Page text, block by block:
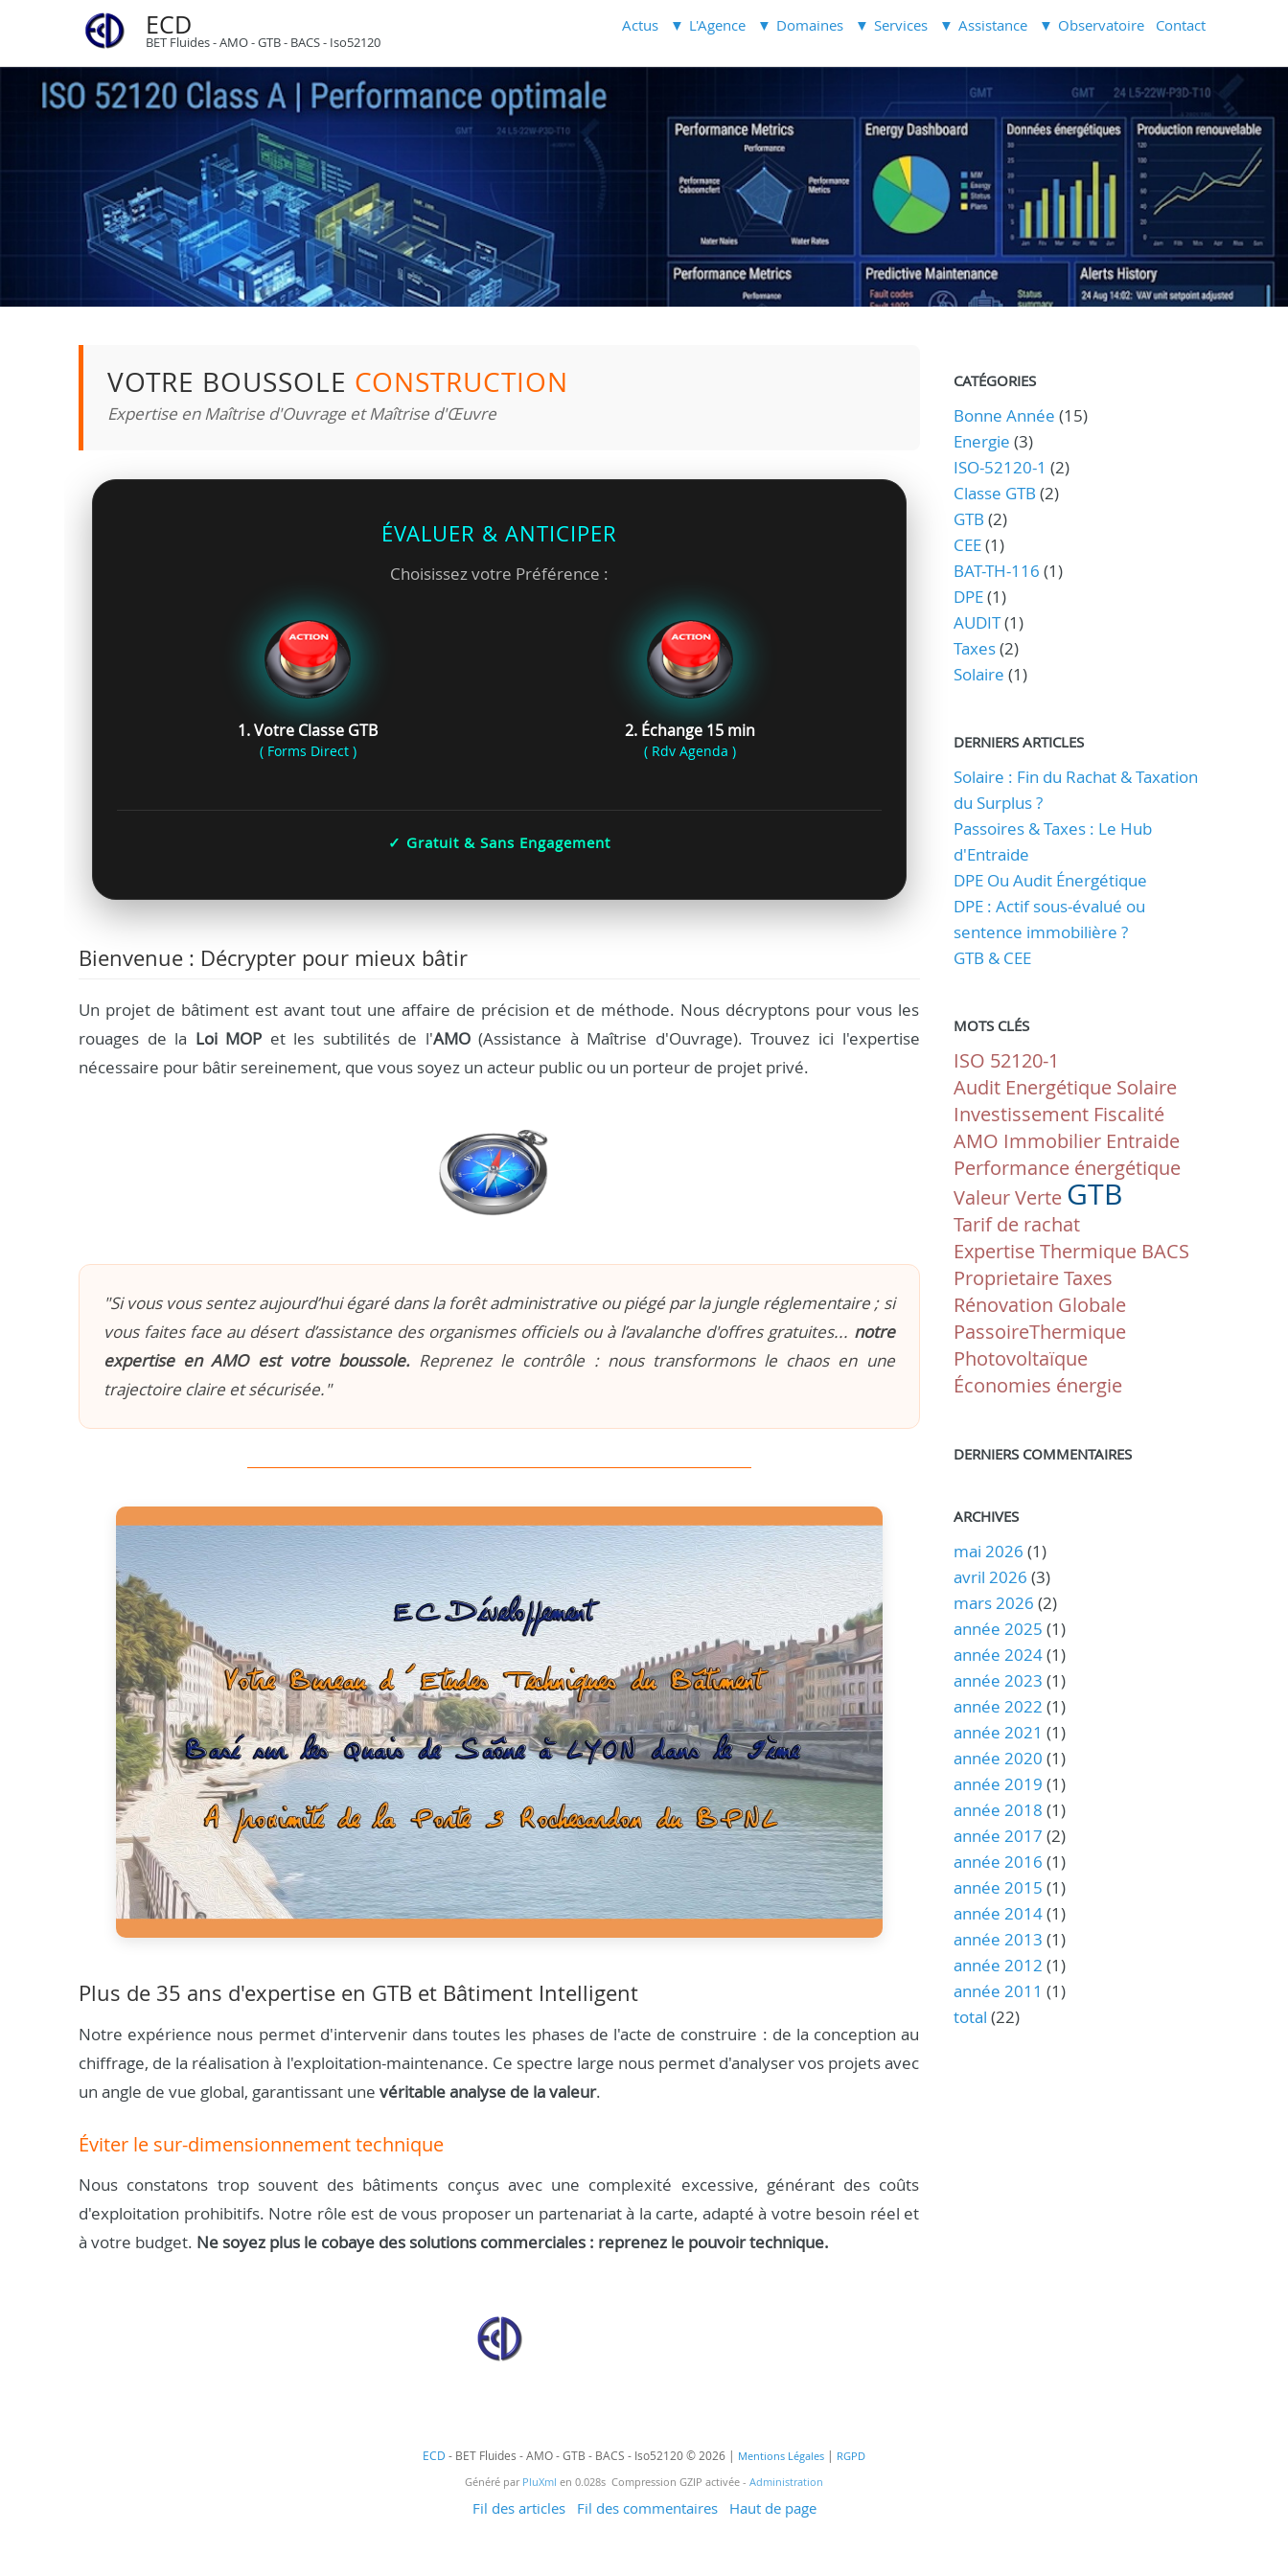
ECD
BET Fluides - AMO - GTB - BACS - Iso52120
Actus L'Agence Domaines Services Assistance Observatoire Contact
VOTRE BOUSSOLE CONSTRUCTION
Expertise en Maîtrise d'Ouvrage et Maîtrise d'Œuvre
ÉVALUER & ANTICIPER
Choisissez votre Préférence :
1. Votre Classe GTB
( Forms Direct )
2. Échange 15 min
( Rdv Agenda )
✓ Gratuit & Sans Engagement
Bienvenue : Décrypter pour mieux bâtir
Un projet de bâtiment est avant tout une affaire de précision et de méthode. Nous décryptons pour vous les
rouages de la Loi MOP et les subtilités de l'AMO(Assistance à Maîtrise d'Ouvrage). Trouvez ici l'expertise
nécessaire pour bâtir sereinement, que vous soyez un acteur public ou un porteur de projet privé.
"Si vous vous sentez aujourd’hui égaré dans la forêt administrative ou piégé par la jungle réglementaire ; si
vous faites face au désert d’assistance des organismes officiels ou à l’avalanche d'offres gratuites... notre
expertise en AMO est votre boussole.Reprenez le contrôle : nous transformons le chaos en une
trajectoire claire et sécurisée."
Plus de 35 ans d'expertise en GTB et Bâtiment Intelligent
Notre expérience nous permet d'intervenir dans toutes les phases de l'acte de construire : de la conception au
chiffrage, de la réalisation à l'exploitation-maintenance. Ce spectre large nous permet d'analyser vos projets avec
un angle de vue global, garantissant une véritable analyse de la valeur.
Éviter le sur-dimensionnement technique
Nous constatons trop souvent des bâtiments conçus avec une complexité excessive, générant des coûts
d'exploitation prohibitifs. Notre rôle est de vous proposer un partenariat à la carte, adapté à votre besoin réel et
à votre budget. Ne soyez plus le cobaye des solutions commerciales : reprenez le pouvoir technique.
CATÉGORIES
Bonne Année (15)
Energie (3)
ISO-52120-1 (2)
Classe GTB (2)
GTB (2)
CEE(1)
BAT-TH-116 (1)
DPE(1)
AUDIT(1)
Taxes(2)
Solaire (1)
DERNIERS ARTICLES
Solaire : Fin du Rachat & Taxation
du Surplus ?
Passoires & Taxes : Le Hub
d'Entraide
DPE Ou Audit Énergétique
DPE : Actif sous-évalué ou
sentence immobilière ?
GTB & CEE
MOTS CLÉS
ISO 52120-1
Audit Energétique Solaire
Investissement Fiscalité
AMO Immobilier Entraide
Performance énergétique
Valeur Verte GTB
Tarif de rachat
Expertise Thermique BACS
Proprietaire Taxes
Rénovation Globale
PassoireThermique
Photovoltaïque
Économies énergie
DERNIERS COMMENTAIRES
ARCHIVES
mai 2026 (1)
avril 2026 (3)
mars 2026 (2)
année 2025 (1)
année 2024(1)
année 2023 (1)
année 2022 (1)
année 2021 (1)
année 2020 (1)
année 2019 (1)
année 2018 (1)
année 2017 (2)
année 2016 (1)
année 2015 (1)
année 2014(1)
année 2013 (1)
année 2012 (1)
année 2011 (1)
total (22)
ECD - BET Fluides - AMO - GTB - BACS - Iso52120 © 2026 | Mentions Légales | RGPD
Généré par PluXml en 0.028s Compression GZIP activée - Administration
Fil des articles Fil des commentaires Haut de page